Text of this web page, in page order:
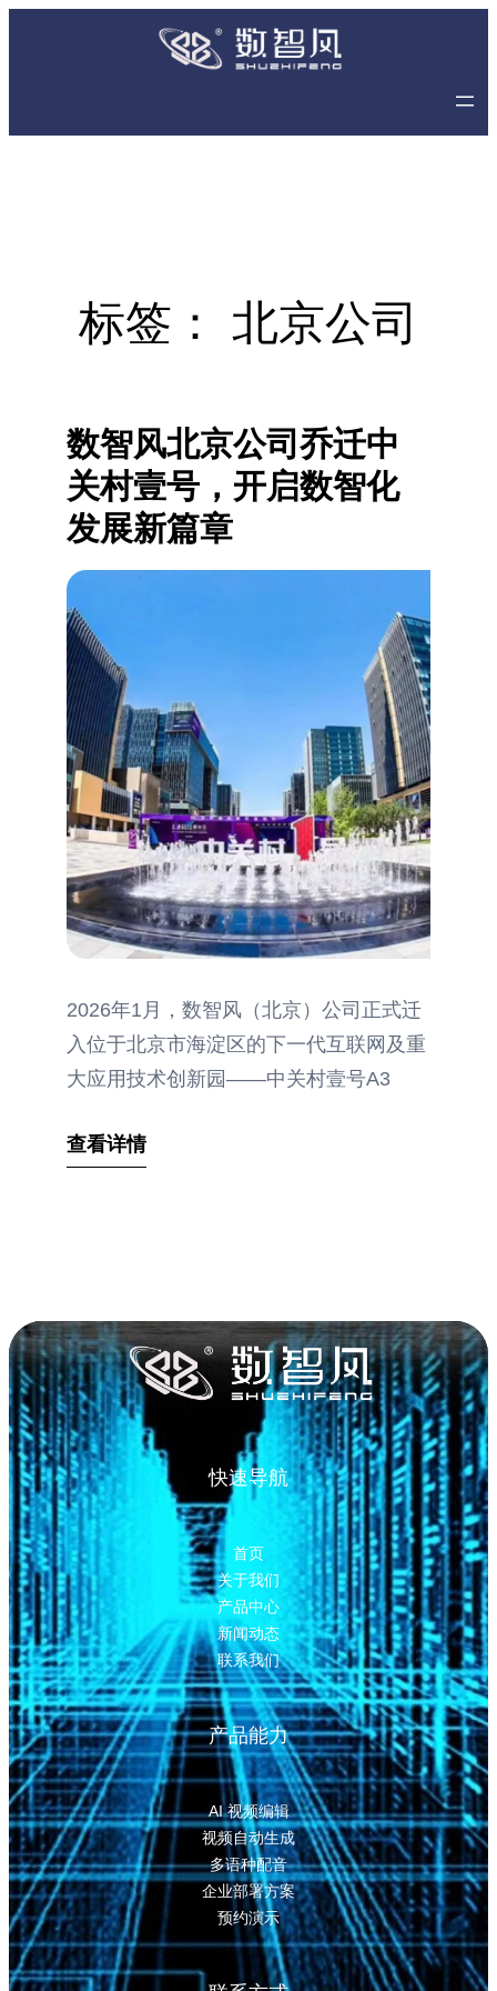
标签： 北京公司
数智风北京公司乔迁中
关村壹号，开启数智化
发展新篇章‌
2026年1月，数智风（北京）公司正式迁
入位于北京市海淀区的下一代互联网及重
大应用技术创新园——中关村壹号A3
查看详情
快速导航
首页
关于我们
产品中心
新闻动态
联系我们
产品能力
AI 视频编辑
视频自动生成
多语种配音
企业部署方案
预约演示